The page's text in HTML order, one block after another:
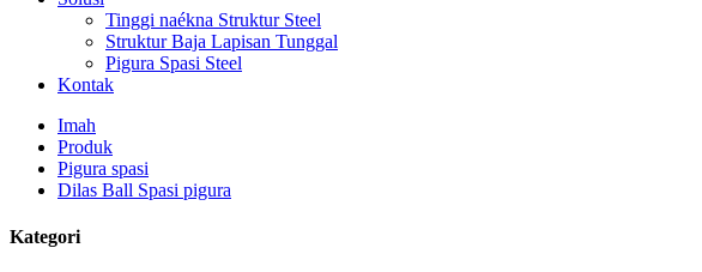
Tinggi naékna Struktur Steel
Struktur Baja Lapisan Tunggal
Pigura Spasi Steel
Kontak
Imah
Produk
Pigura spasi
Dilas Ball Spasi pigura
Kategori